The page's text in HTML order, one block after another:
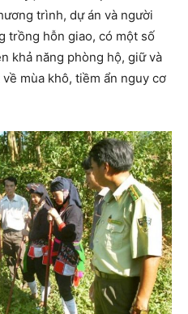
trình, dự án và người
trồng hỗn giao, có một số
khả năng phòng hộ, giữ và
mùa khô, tiềm ẩn nguy cơ